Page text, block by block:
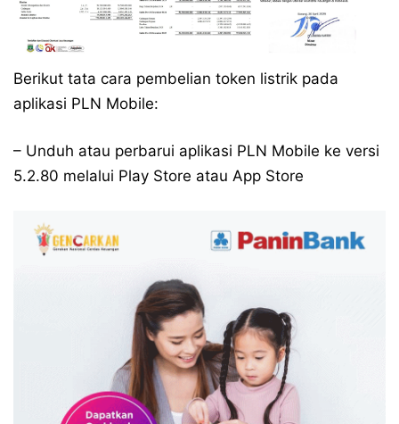
Berikut tata cara pembelian token listrik pada
aplikasi PLN Mobile:
– Unduh atau perbarui aplikasi PLN Mobile ke versi
5.2.80 melalui Play Store atau App Store